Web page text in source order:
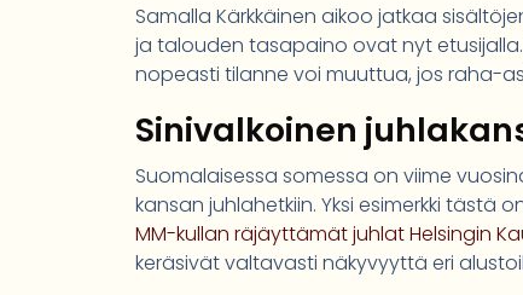
Samalla Kärkkäinen aikoo jatkaa
ja talouden tasapaino ovat nyt
nopeasti tilanne voi muuttua, jos raha-
Sinivalkoinen
Suomalaisessa somessa on viime
kansan juhlahetkiin. Yksi esimerkki tästä
MM-kullan räjäyttämät juhlat Helsingin
keräsivät valtavasti näkyvyyttä eri